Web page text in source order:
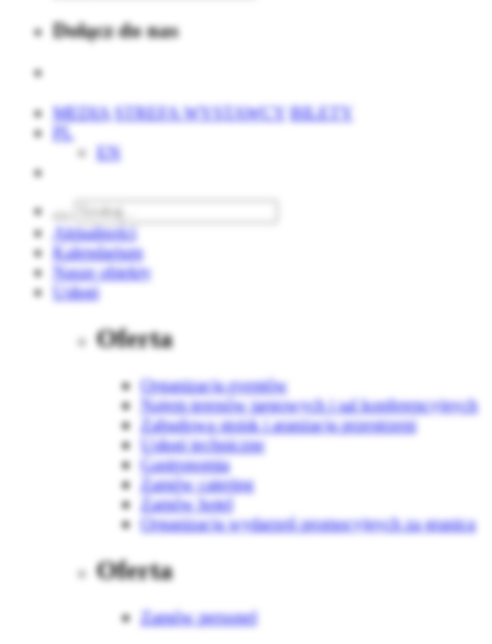
Dołącz do nas
MEDIA STREFA WYSTAWCY BILETY
PL
EN
Aktualności
Kalendarium
Nasze obiekty
Usługi
Oferta
Organizacja eventów
Najem terenów targowych i sal konferencyjnych
Zabudowa stoisk i aranżacja przestrzeni
Usługi techniczne
Gastronomia
Zamów catering
Zamów hotel
Organizacja wydarzeń promocyjnych za granicą
Oferta
Zamów personel